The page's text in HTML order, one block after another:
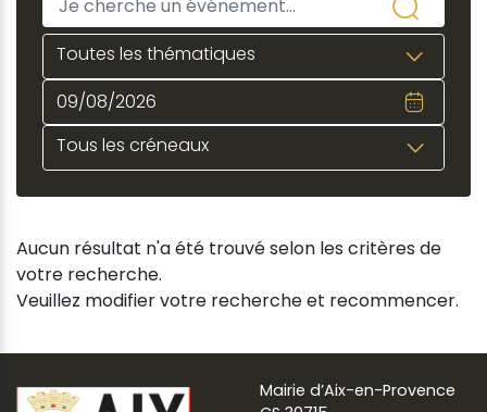
Toutes les thématiques
Tous les créneaux
Aucun résultat n'a été trouvé selon les critères de
votre recherche.
Veuillez modifier votre recherche et recommencer.
Mairie d’Aix-en-Provence